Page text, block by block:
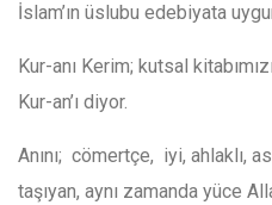
İslam’ın üslubu edebiyata
Kur-anı Kerim; kutsal
Kur-an’ı diyor.
Anını; cömertçe, iyi, ahlaklı,
taşıyan, aynı zamanda yüce